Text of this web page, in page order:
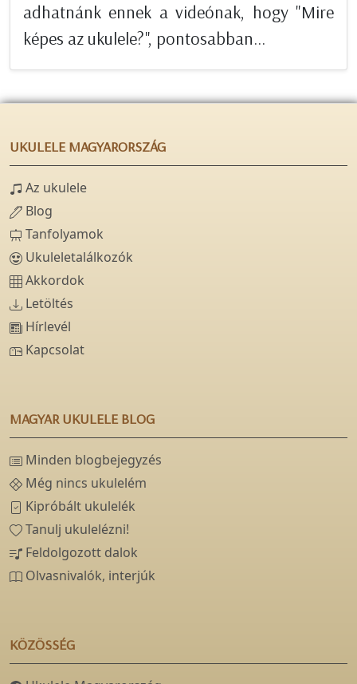
adhatnánk ennek a videónak, hogy "Mire
képes az ukulele?", pontosabban...
UKULELE MAGYARORSZÁG
Az ukulele
Blog
Tanfolyamok
Ukuleletalálkozók
Akkordok
Letöltés
Hírlevél
Kapcsolat
MAGYAR UKULELE BLOG
Minden blogbejegyzés
Még nincs ukulelém
Kipróbált ukulelék
Tanulj ukulelézni!
Feldolgozott dalok
Olvasnivalók, interjúk
KÖZÖSSÉG